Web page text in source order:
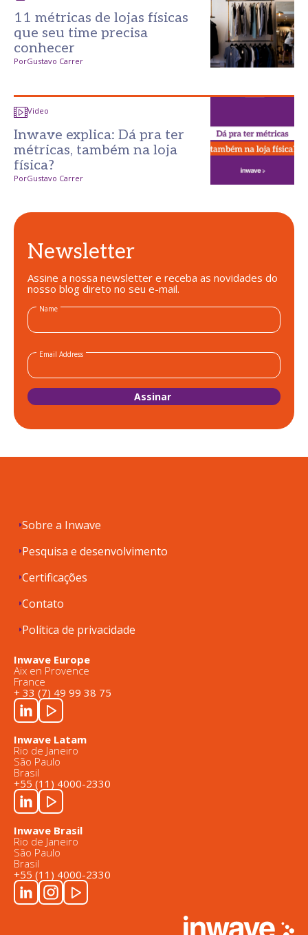
11 métricas de lojas físicas
que seu time precisa
conhecer
PorGustavo Carrer
Video
Inwave explica: Dá pra ter
métricas, também na loja
física?
PorGustavo Carrer
Newsletter
Assine a nossa newsletter e receba as novidades do
nosso blog direto no seu e-mail.
Name
Email Address
Sobre a Inwave
Pesquisa e desenvolvimento
Certificações
Contato
Política de privacidade
Inwave Europe
Aix en Provence
France
+ 33 (7) 49 99 38 75
Inwave Latam
Rio de Janeiro
São Paulo
Brasil
+55 (11) 4000-2330
Inwave Brasil
Rio de Janeiro
São Paulo
Brasil
+55 (11) 4000-2330